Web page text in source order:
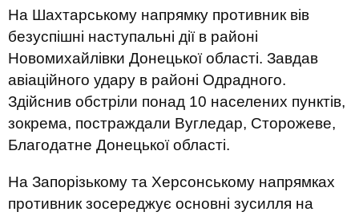
На Шахтарському напрямку противник вів
безуспішні наступальні дії в районі
Новомихайлівки Донецької області. Завдав
авіаційного удару в районі Одрадного.
Здійснив обстріли понад 10 населених пунктів,
зокрема, постраждали Вугледар, Сторожеве,
Благодатне Донецької області.
На Запорізькому та Херсонському напрямках
противник зосереджує основні зусилля на